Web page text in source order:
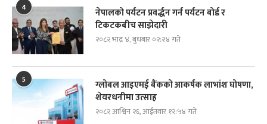
4
नेपालको पर्यटन प्रवर्द्धन गर्न पर्यटन बोर्ड र
टिकटकबीच साझेदारी
२०८२ भाद्र ४, बुधबार ०२:२४ गते
5
ग्लोबल आइएमई बैंकको आकर्षक लाभांश घोषणा,
शेयरधनीमा उत्साह
२०८२ आश्विन २६, आईतवार १२:५४ गते